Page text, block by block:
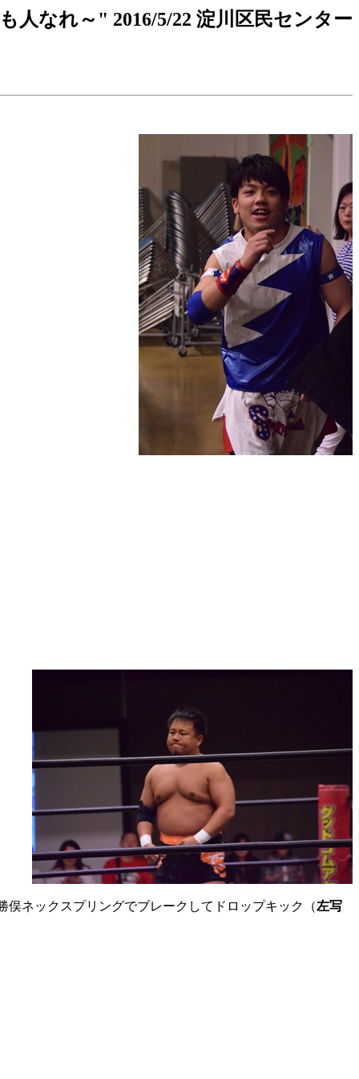
なれ～" 2016/5/22 淀川区民センター
ネックスプリングでブレークしてドロップキック（左写